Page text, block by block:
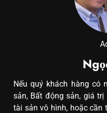
Nếu quý khách hàng có
sản, Bất động sản, giá
tài sản vô hình, hoặc cần